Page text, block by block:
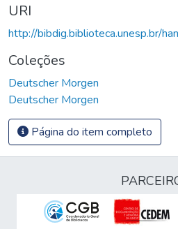
URI
http://bibdig.biblioteca.unesp.br/
Coleções
Deutscher Morgen
Deutscher Morgen
Página do item completo